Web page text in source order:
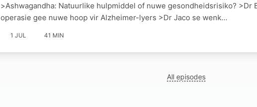
>Ashwagandha: Natuurlike hulpmiddel of nuwe gesondheidsrisiko? >Dr
operasie gee nuwe hoop vir Alzheimer-lyers >Dr Jaco se wenk…
1 JUL 41 MIN
All episodes